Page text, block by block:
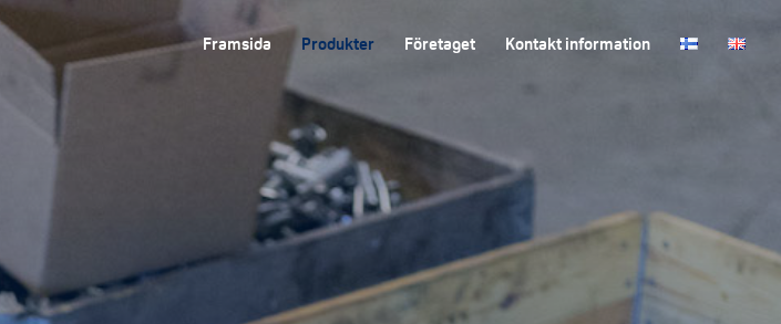
Framsida Produkter Företaget Kontakt information